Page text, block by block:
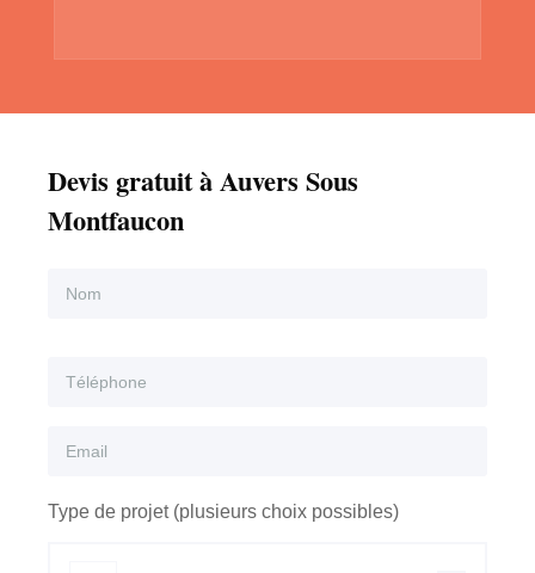
Devis gratuit à Auvers Sous
Montfaucon
Type de projet (plusieurs choix possibles)